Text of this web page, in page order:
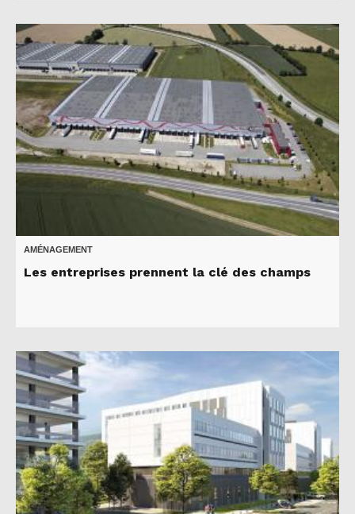
AMÉNAGEMENT
Les entreprises prennent la clé des champs